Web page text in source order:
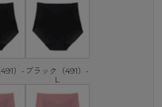
るよう調整しておりますが、
画面シール等）により実物と
）- ブラック（491）-
L